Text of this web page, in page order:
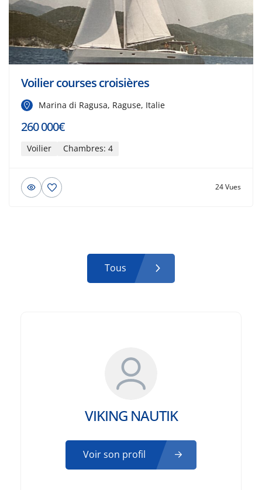
Voilier courses croisières
Marina di Ragusa, Raguse, Italie
260 000€
Voilier Chambres: 4
24 Vues
Tous
VIKING NAUTIK
Voir son profil